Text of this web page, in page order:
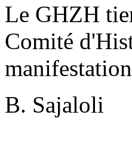
Le GHZH
Comité
B. Sajaloli